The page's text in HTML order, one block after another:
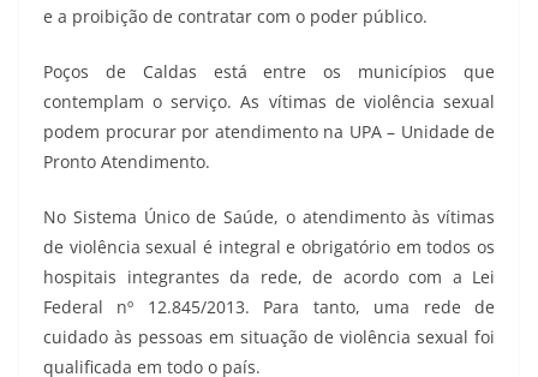
e a proibição de contratar com o poder público.
Poços de Caldas está entre os municípios que
contemplam o serviço. As vítimas de violência sexual
podem procurar por atendimento na UPA – Unidade de
Pronto Atendimento.
No Sistema Único de Saúde, o atendimento às vítimas
de violência sexual é integral e obrigatório em todos os
hospitais integrantes da rede, de acordo com a Lei
Federal nº 12.845/2013. Para tanto, uma rede de
cuidado às pessoas em situação de violência sexual foi
qualificada em todo o país.